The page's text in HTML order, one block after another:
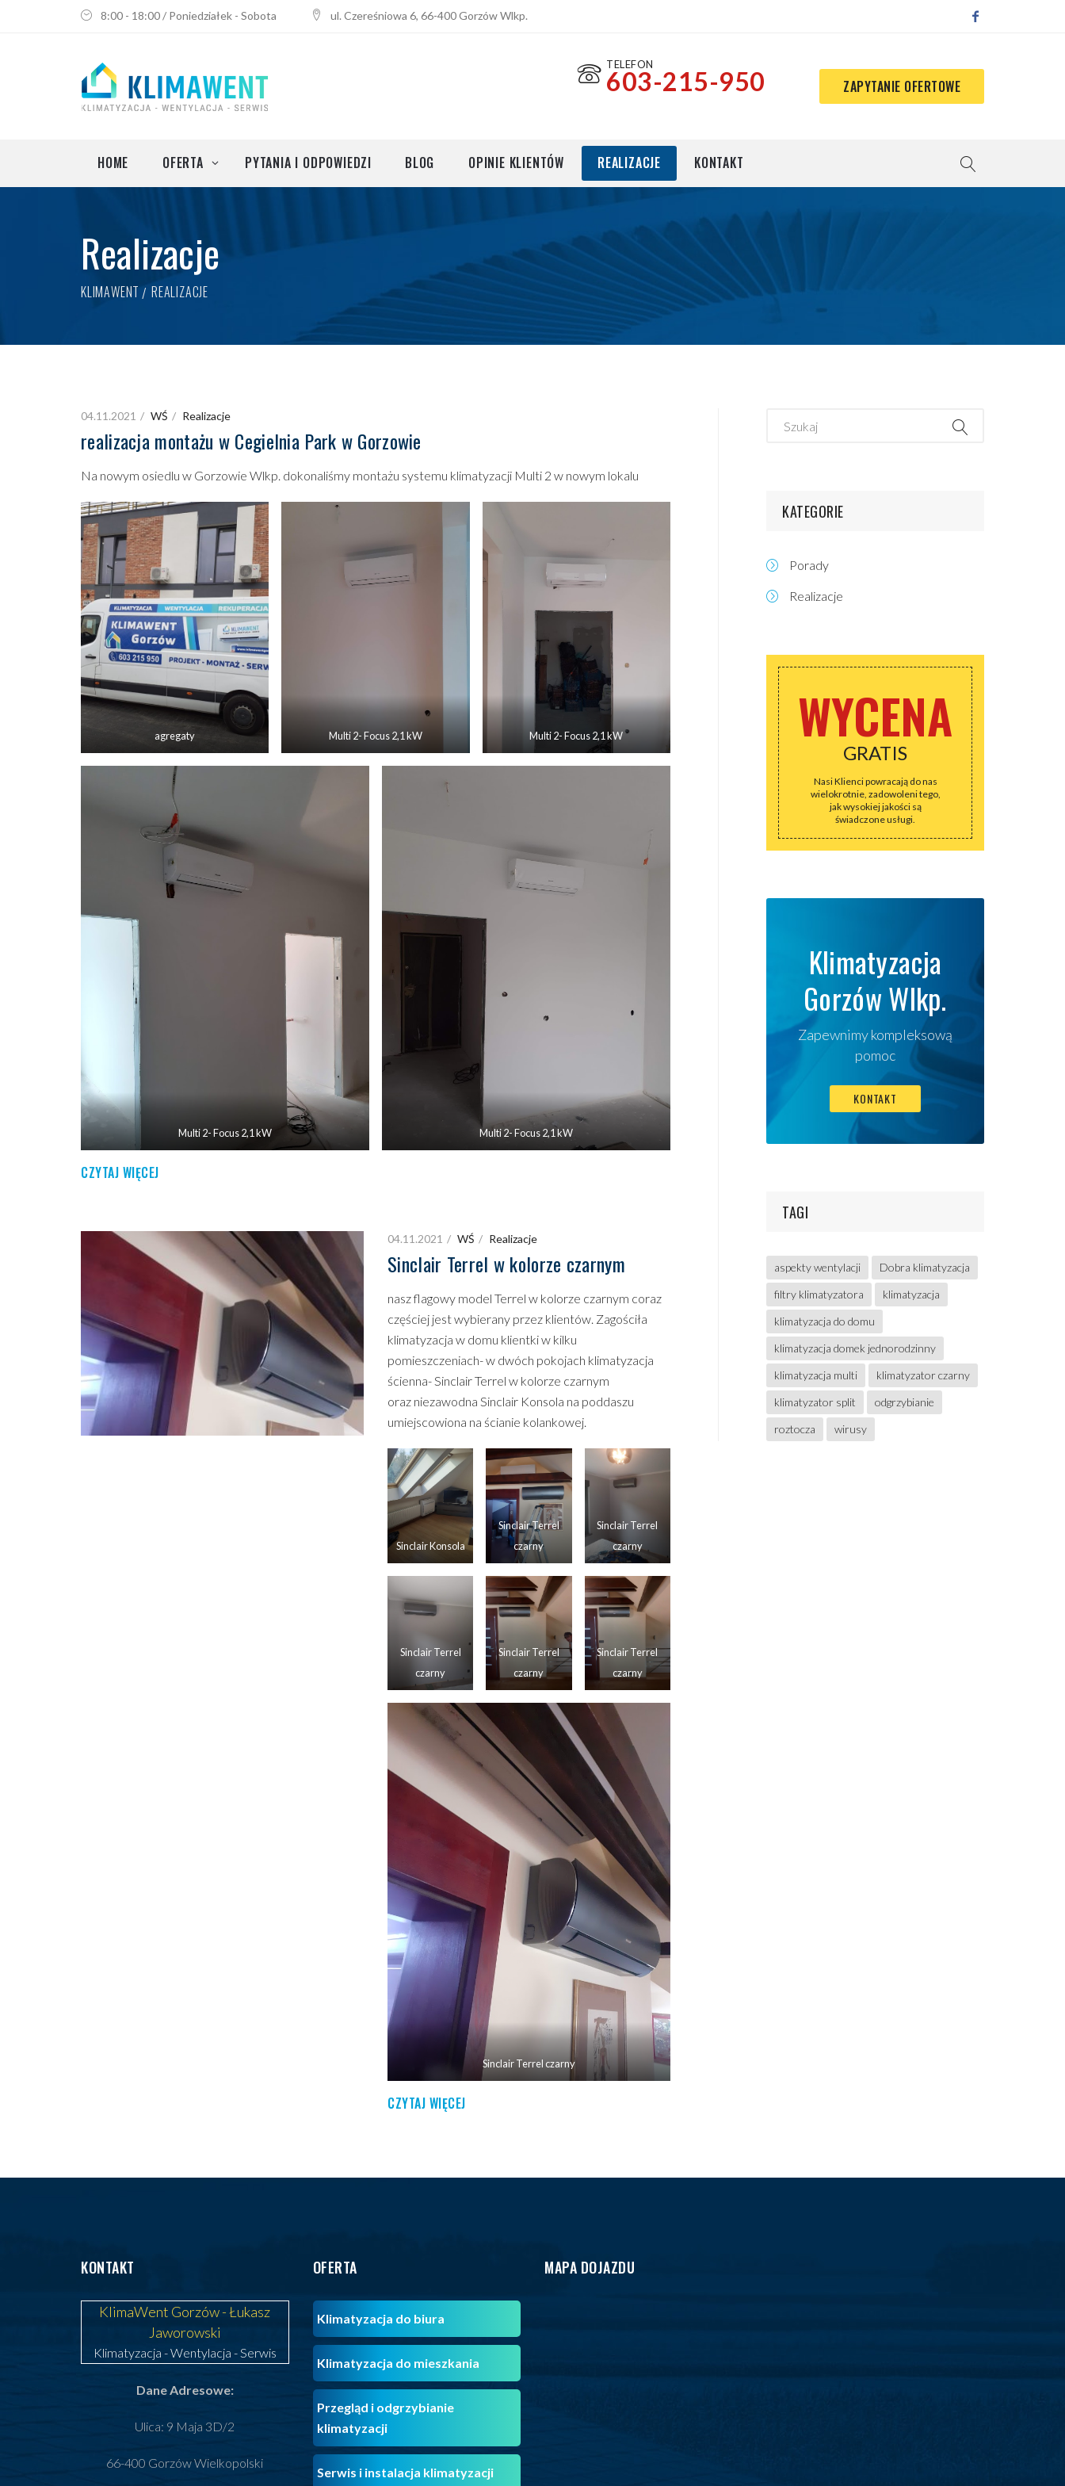
Klimatyzacja do mieszkania
Przegląd i odgrzybianie klimatyzacji
Wentylacja i rekuperacja
8:00 - 18:00 / Poniedziałek - Sobota ul. Czereśniowa 6, 66-400 Gorzów Wlkp.
TELEFON
603-215-950 ZAPYTANIE OFERTOWE
HOME OFERTA
Klimatyzacja do mieszkania
Przegląd i odgrzybianie klimatyzacji
Wentylacja i rekuperacja
PYTANIA I ODPOWIEDZI BLOG OPINIE KLIENTÓW REALIZACJE KONTAKT
Realizacje
KLIMAWENT REALIZACJE
04.11.2021 WŚ Realizacje
realizacja montażu w Cegielnia Park w Gorzowie
Na nowym osiedlu w Gorzowie Wlkp. dokonaliśmy montażu systemu klimatyzacji Multi 2 w nowym lokalu
agregaty Multi 2- Focus 2,1 kW Multi 2- Focus 2,1 kW
Multi 2- Focus 2,1 kW Multi 2- Focus 2,1 kW
CZYTAJ WIĘCEJ
04.11.2021 WŚ Realizacje
Sinclair Terrel w kolorze czarnym
nasz flagowy model Terrel w kolorze czarnym coraz
częściej jest wybierany przez klientów. Zagościła
klimatyzacja w domu klientki w kilku
pomieszczeniach- w dwóch pokojach klimatyzacja
ścienna- Sinclair Terrel w kolorze czarnym
oraz niezawodna Sinclair Konsola na poddaszu
umiejscowiona na ścianie kolankowej.
Sinclair Konsola
Sinclair Terrel
czarny
Sinclair Terrel
czarny
Sinclair Terrel
czarny
Sinclair Terrel
czarny
Sinclair Terrel
czarny
Sinclair Terrel czarny
CZYTAJ WIĘCEJ
KATEGORIE
Porady
Realizacje
WYCENA
GRATIS
Nasi Klienci powracają do nas
wielokrotnie, zadowoleni tego,
jak wysokiej jakości są
świadczone usługi.
Klimatyzacja
Gorzów Wlkp.
Zapewnimy kompleksową
pomoc
KONTAKT
TAGI
aspekty wentylacji
Dobra klimatyzacja
filtry klimatyzatora
klimatyzacja
klimatyzacja do domu
klimatyzacja domek jednorodzinny
klimatyzacja multi
klimatyzator czarny
klimatyzator split
odgrzybianie
roztocza
wirusy
KONTAKT
KlimaWent Gorzów - Łukasz
Jaworowski
Klimatyzacja -Wentylacja - Serwis
Dane Adresowe:
Ulica: 9 Maja 3D/2
66-400 Gorzów Wielkopolski
OFERTA
Klimatyzacja do biura
Klimatyzacja do mieszkania
Przegląd i odgrzybianie
klimatyzacji
Serwis i instalacja klimatyzacji
MAPA DOJAZDU